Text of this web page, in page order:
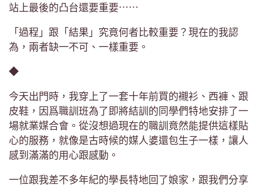
站上最後的凸台還要重要⋯⋯
「過程」跟「結果」究竟何者比較重要？現在的我認
為，兩者缺一不可、一樣重要。
◆
今天出門時，我穿上了一套十年前買的襯衫、西褲、跟
皮鞋，因爲職訓班為了即將結訓的同學們特地安排了一
場就業媒合會。從沒想過現在的職訓竟然能提供這樣貼
心的服務，就像是古時候的媒人婆還包生子一樣，讓人
感到滿滿的用心跟感動。
一位跟我差不多年紀的學長特地回了娘家，跟我們分享